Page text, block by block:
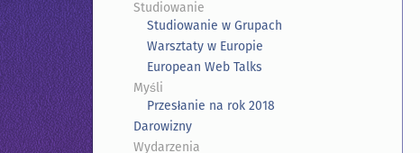
Studiowanie
Studiowanie w Grupach
Warsztaty w Europie
European Web Talks
Myśli
Przesłanie na rok 2018
Darowizny
Wydarzenia